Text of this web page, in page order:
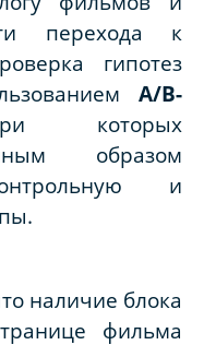
перехода к
гипотез
A/B-
которых
образом
и
наличие блока
фильма